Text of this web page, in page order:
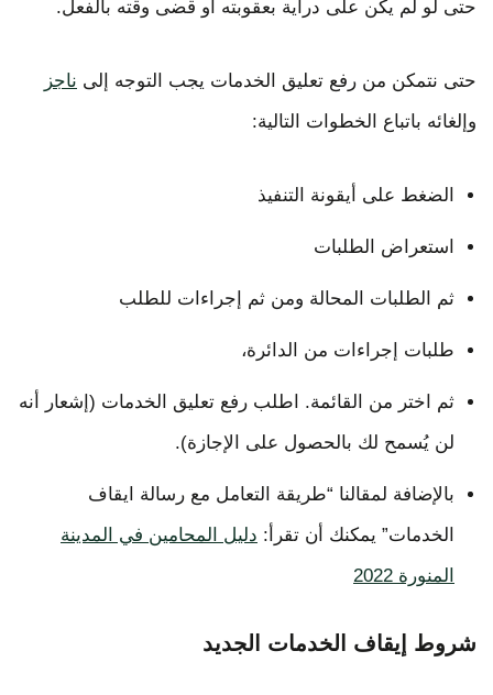
حتى لو لم يكن على دراية بعقوبته أو قضى وقته بالفعل.
حتى نتمكن من رفع تعليق الخدمات يجب التوجه إلى ناجز
وإلغائه باتباع الخطوات التالية:
الضغط على أيقونة التنفيذ
استعراض الطلبات
ثم الطلبات المحالة ومن ثم إجراءات للطلب
طلبات إجراءات من الدائرة،
ثم اختر من القائمة. اطلب رفع تعليق الخدمات (إشعار أنه
لن يُسمح لك بالحصول على الإجازة).
بالإضافة لمقالنا “طريقة التعامل مع رسالة ايقاف
الخدمات” يمكنك أن تقرأ: دليل المحامين في المدينة
المنورة 2022
شروط إيقاف الخدمات الجديد